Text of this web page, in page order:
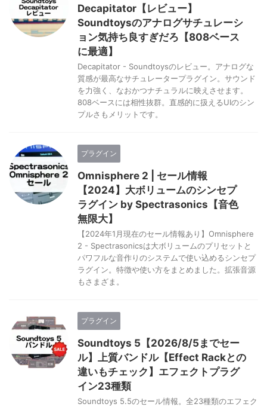
Decapitator【レビュー】
Soundtoysのアナログサチュレーシ
ョン気持ち良すぎだろ【808ベース
に最適】
Decapitator - Soundtoysのレビュー。アナログな
質感が最高なサチュレータープラグイン。サウンド
を力強く、なおかつナチュラルに映えさせます。
808ベースには相性抜群。直感的に扱えるUIのシン
プルさもメリットです。
プラグイン
Omnisphere 2 | セール情報
【2024】大ボリュームのシンセプ
ラグイン by Spectrasonics【音色
無限大】
【2024年1月現在のセール情報あり】Omnisphere
2 - Spectrasonicsは大ボリュームのプリセットと
パワフルな音作りのシステムで使い込めるシンセプ
ラグイン。特徴や使い方をまとめました。拡張音源
もさまざま。
プラグイン
Soundtoys 5【2026/8/5までセー
ル】上質バンドル【Effect Rackとの
違いもチェック】エフェクトプラグ
イン23種類
Soundtoys 5.5のセール情報。全23種類のエフェク